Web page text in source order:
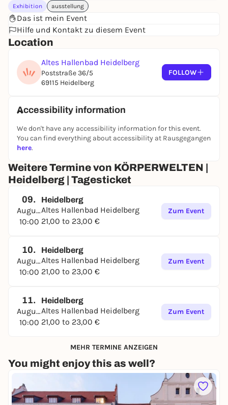
Exhibition ausstellung
Das ist mein Event
Hilfe und Kontakt zu diesem Event
Location
Altes Hallenbad Heidelberg
Poststraße 36/5
69115 Heidelberg
FOLLOW
Accessibility information
We don't have any accessibility information for this event.
You can find everything about accessibility at Rausgegangen
here.
Weitere Termine von KÖRPERWELTEN |
Heidelberg | Tagesticket
09.
August
10:00
Heidelberg
Altes Hallenbad Heidelberg
21,00 to 23,00 €
Zum Event
10.
August
10:00
Heidelberg
Altes Hallenbad Heidelberg
21,00 to 23,00 €
Zum Event
11.
August
10:00
Heidelberg
Altes Hallenbad Heidelberg
21,00 to 23,00 €
Zum Event
MEHR TERMINE ANZEIGEN
You might enjoy this as well?